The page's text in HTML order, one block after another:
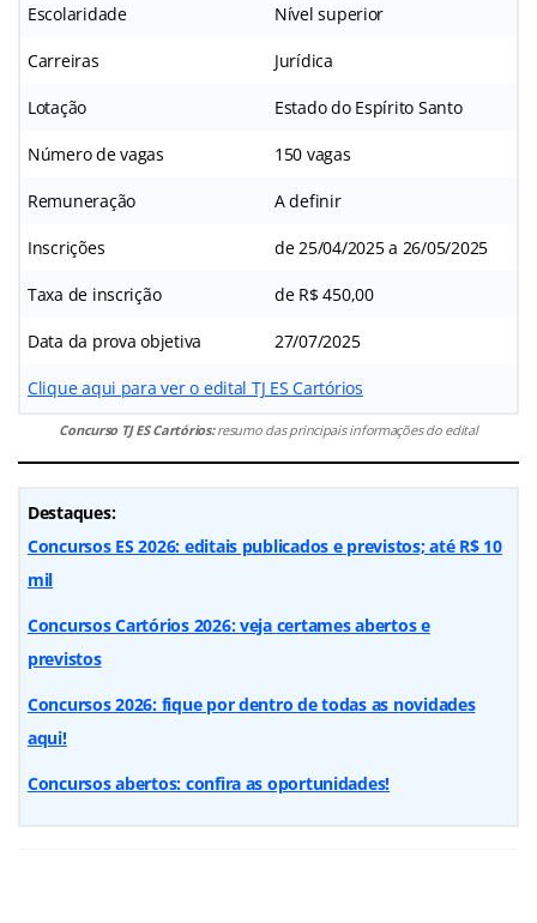
Escolaridade Nível superior
Carreiras Jurídica
Lotação Estado do Espírito Santo
Número de vagas 150 vagas
Remuneração A definir
Inscrições de 25/04/2025 a 26/05/2025
Taxa de inscrição de R$ 450,00
Data da prova objetiva 27/07/2025
Clique aqui para ver o edital TJ ES Cartórios
Concurso TJ ES Cartórios:resumo das principais informações do edital
Destaques:
Concursos ES 2026: editais publicados e previstos; até R$ 10
mil
Concursos Cartórios 2026: veja certames abertos e
previstos
Concursos 2026: fique por dentro de todas as novidades
aqui!
Concursos abertos: confira as oportunidades!